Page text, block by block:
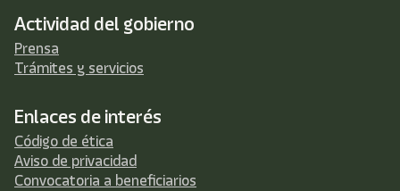
Actividad del gobierno
Prensa
Trámites y servicios
Enlaces de interés
Código de ética
Aviso de privacidad
Convocatoria a beneficiarios